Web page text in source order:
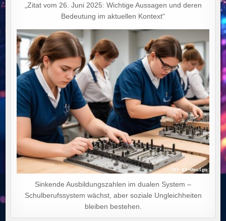
„Zitat vom 26. Juni 2025: Wichtige Aussagen und deren
Bedeutung im aktuellen Kontext“
Sinkende Ausbildungszahlen im dualen System –
Schulberufssystem wächst, aber soziale Ungleichheiten
bleiben bestehen.